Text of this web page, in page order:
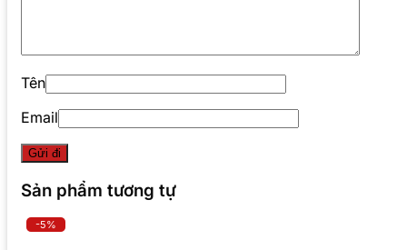
Tên
Email
Sản phẩm tương tự
-5%